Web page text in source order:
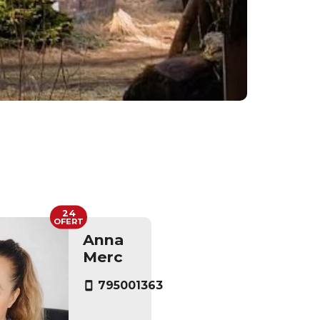
Anna
Merc
795001363
24
OFERT